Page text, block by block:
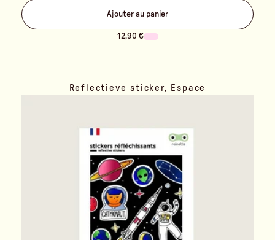
Ajouter au panier
12,90 €
Reflectieve sticker, Espace